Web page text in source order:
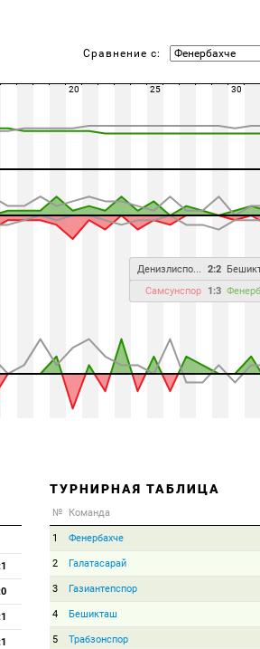
Сравнение с:
Денизлиспо... 2:2
Самсунспор
1:3
20 25 30
ТУРНИРНАЯ ТАБЛИЦА
№ Команда
1 Фенербахче
2 Галатасарай
3 Газиантепспор
4 Бешикташ
5 Трабзонспор